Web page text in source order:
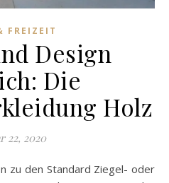
FREIZEIT
Design
Die
Holz
22, 2020